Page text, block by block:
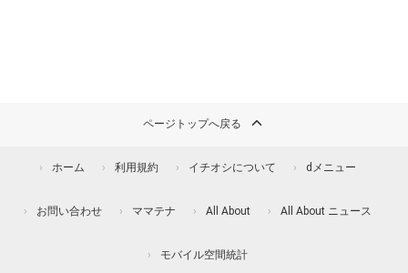
ページトップへ戻る
ホーム 利用規約 イチオシについて dメニュー
お問い合わせ ママテナ All About All About ニュース
モバイル空間統計